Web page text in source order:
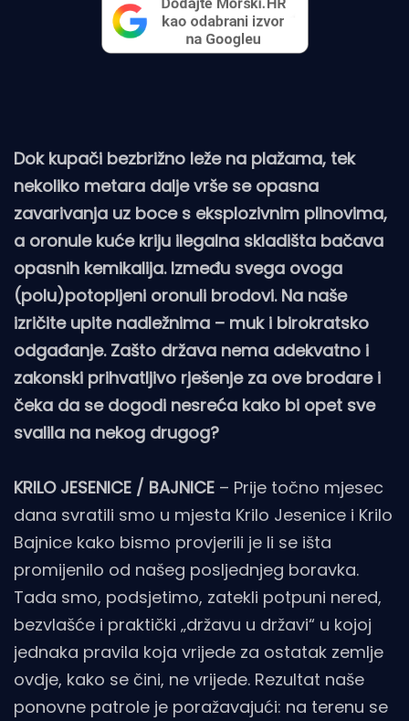
Dok kupači bezbrižno leže na plažama, tek
nekoliko metara dalje vrše se opasna
zavarivanja uz boce s eksplozivnim plinovima,
a oronule kuće kriju ilegalna skladišta bačava
opasnih kemikalija. Između svega ovoga
(polu)potopljeni oronuli brodovi. Na naše
izričite upite nadležnima – muk i birokratsko
odgađanje. Zašto država nema adekvatno i
zakonski prihvatljivo rješenje za ove brodare i
čeka da se dogodi nesreća kako bi opet sve
svalila na nekog drugog?
KRILO JESENICE / BAJNICE – Prije točno mjesec
dana svratili smo u mjesta Krilo Jesenice i Krilo
Bajnice kako bismo provjerili je li se išta
promijenilo od našeg posljednjeg boravka.
Tada smo, podsjetimo, zatekli potpuni nered,
bezvlašće i praktički „državu u državi“ u kojoj
jednaka pravila koja vrijede za ostatak zemlje
ovdje, kako se čini, ne vrijede. Rezultat naše
ponovne patrole je poražavajući: na terenu se